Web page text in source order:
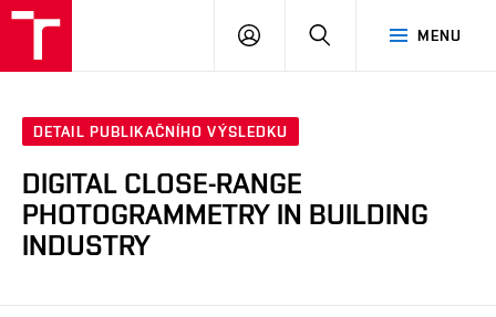
MENU
PŘIHLÁSIT
DETAIL PUBLIKAČNÍHO VÝSLEDKU
DIGITAL CLOSE-RANGE
PHOTOGRAMMETRY IN BUILDING
INDUSTRY